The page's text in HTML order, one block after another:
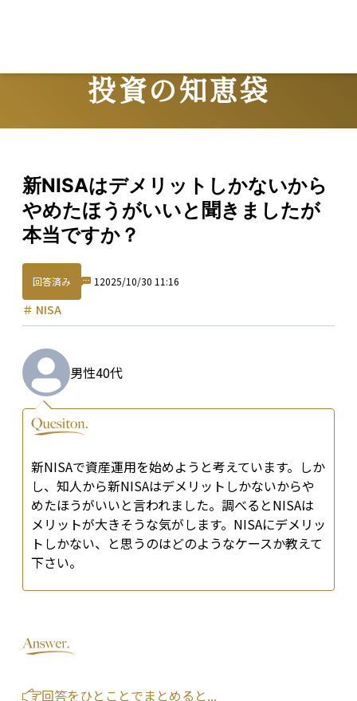
投資の知恵袋
新NISAはデメリットしかないから
やめたほうがいいと聞きましたが
本当ですか？
回答済み 1 2025/10/30 11:16
＃ NISA
男性40代
新NISAで資産運用を始めようと考えています。しか
し、知人から新NISAはデメリットしかないからや
めたほうがいいと言われました。調べるとNISAは
メリットが大きそうな気がします。NISAにデメリッ
トしかない、と思うのはどのようなケースか教えて
下さい。
回答をひとことでまとめると...